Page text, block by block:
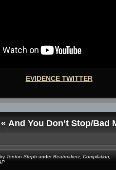
EVIDENCE TWITTER
And You Don’t Stop/Bad
by Tonton Steph underBeatmakerz Compilation